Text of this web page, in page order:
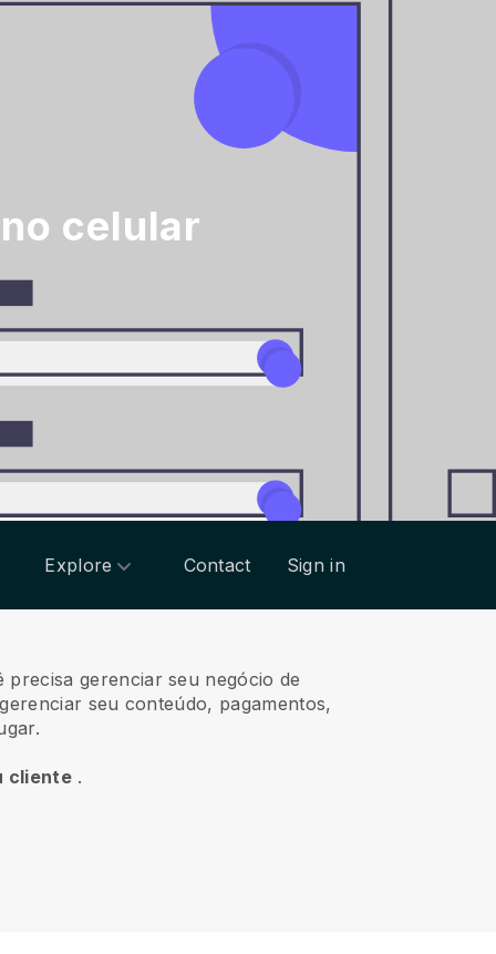
celular
Explore Contact Sign in
precisa gerenciar seu negócio de
seu conteúdo, pagamentos,
cliente .